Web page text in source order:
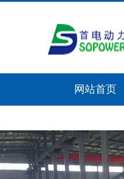
网站首页